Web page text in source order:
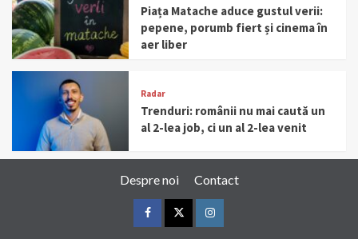
Piața Matache aduce gustul verii:
pepene, porumb fiert și cinema în
aer liber
Radar
Trenduri: românii nu mai caută un
al 2-lea job, ci un al 2-lea venit
Despre noi Contact
FacebookTwitterInstagram